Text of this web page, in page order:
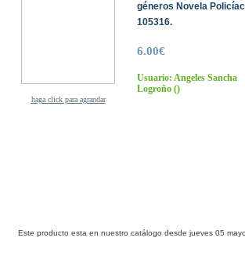
haga click para agrandar
géneros Novela
105316.
6.00€
Usuario: Angeles Sancha
Logroño ()
Este producto esta en nuestro catálogo desde jueves 05